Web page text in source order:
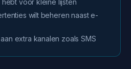
hebt voor kleine lijsten
wilt beheren naast e-
extra kanalen zoals SMS